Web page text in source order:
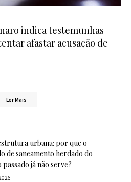
indica testemunhas
afastar acusação de
Ler Mais
urbana: por que o
de saneamento herdado do
passado já não serve?